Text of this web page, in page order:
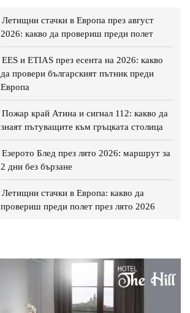
Летищни стачки в Европа през август
2026: какво да провериш преди полет
EES и ETIAS през есента на 2026: какво
да провери българският пътник преди
Европа
Пожар край Атина и сигнал 112: какво да
знаят пътуващите към гръцката столица
Езерото Блед през лято 2026: маршрут за
2 дни без бързане
Летищни стачки в Европа: какво да
провериш преди полет през лято 2026